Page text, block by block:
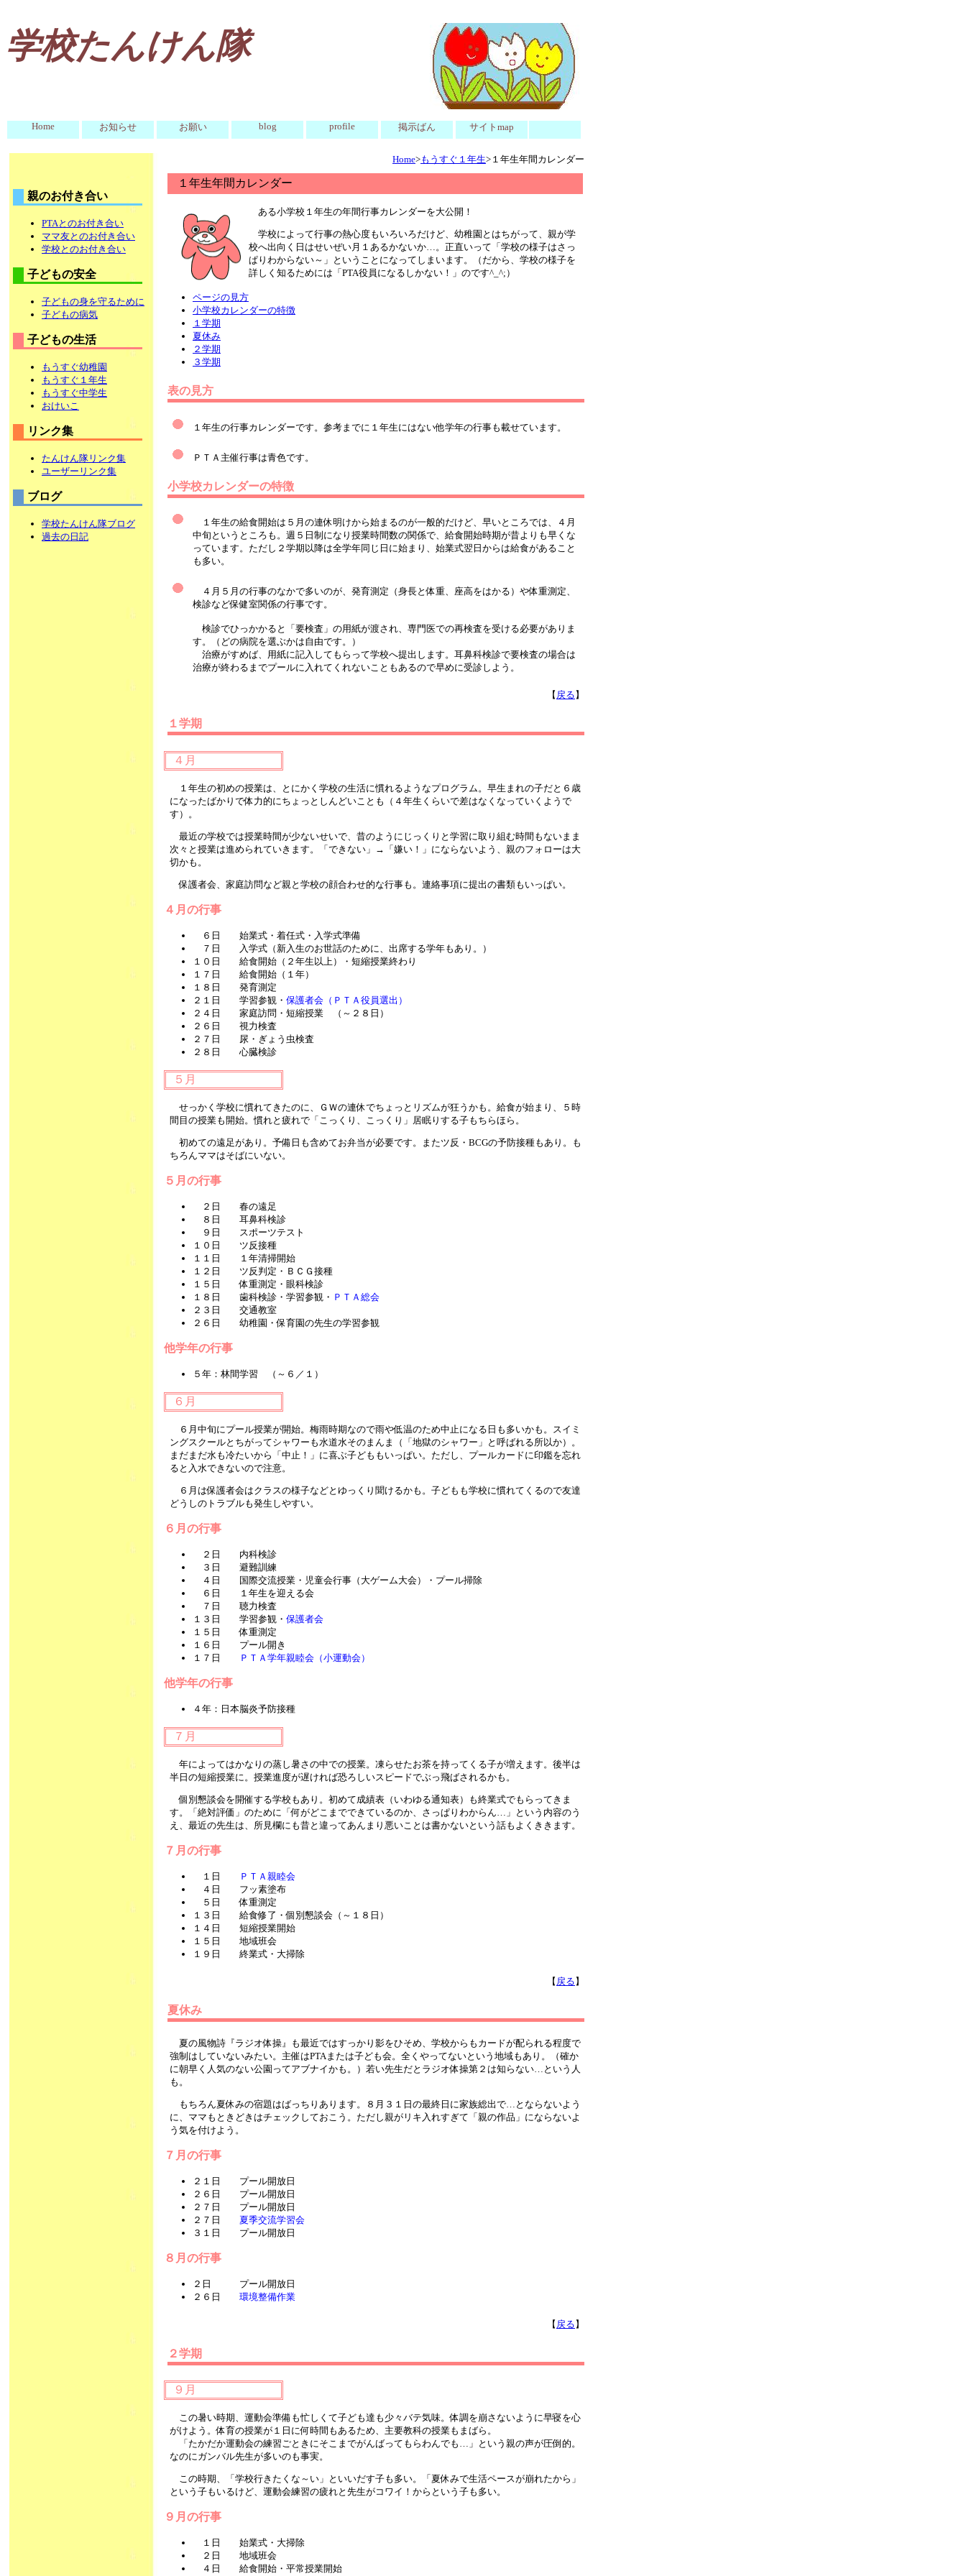
学校たんけん隊
Home お知らせ お願い blog profile 掲示ばん サイトmap
親のお付き合い
PTAとのお付き合い
ママ友とのお付き合い
学校とのお付き合い
子どもの安全
子どもの身を守るために
子どもの病気
子どもの生活
もうすぐ幼稚園
もうすぐ１年生
もうすぐ中学生
おけいこ
リンク集
たんけん隊リンク集
ユーザーリンク集
ブログ
学校たんけん隊ブログ
過去の日記
Home>もうすぐ１年生>１年生年間カレンダー
１年生年間カレンダー
ある小学校１年生の年間行事カレンダーを大公開！
学校によって行事の熱心度もいろいろだけど、幼稚園とはちがって、親が学
校へ出向く日はせいぜい月１あるかないか…。正直いって「学校の様子はさっ
ぱりわからない～」ということになってしまいます。（だから、学校の様子を
詳しく知るためには「PTA役員になるしかない！」のです^_^;）
ページの見方
小学校カレンダーの特徴
１学期
夏休み
２学期
３学期
表の見方
１年生の行事カレンダーです。参考までに１年生にはない他学年の行事も載せています。
ＰＴＡ主催行事は青色です。
小学校カレンダーの特徴
１年生の給食開始は５月の連休明けから始まるのが一般的だけど、早いところでは、４月
中旬というところも。週５日制になり授業時間数の関係で、給食開始時期が昔よりも早くな
っています。ただし２学期以降は全学年同じ日に始まり、始業式翌日からは給食があること
も多い。
４月５月の行事のなかで多いのが、発育測定（身長と体重、座高をはかる）や体重測定、
検診など保健室関係の行事です。
検診でひっかかると「要検査」の用紙が渡され、専門医での再検査を受ける必要がありま
す。（どの病院を選ぶかは自由です。）
治療がすめば、用紙に記入してもらって学校へ提出します。耳鼻科検診で要検査の場合は
治療が終わるまでプールに入れてくれないこともあるので早めに受診しよう。
【 戻る 】
１学期
４月
１年生の初めの授業は、とにかく学校の生活に慣れるようなプログラム。早生まれの子だと６歳
になったばかりで体力的にちょっとしんどいことも（４年生くらいで差はなくなっていくようで
す）。
最近の学校では授業時間が少ないせいで、昔のようにじっくりと学習に取り組む時間もないまま
次々と授業は進められていきます。「できない」→「嫌い！」にならないよう、親のフォローは大
切かも。
保護者会、家庭訪問など親と学校の顔合わせ的な行事も。連絡事項に提出の書類もいっぱい。
４月の行事
６日 始業式・着任式・入学式準備
７日 入学式（新入生のお世話のために、出席する学年もあり。）
１０日 給食開始（２年生以上）・短縮授業終わり
１７日 給食開始（１年）
１８日 発育測定
２１日 学習参観・ 保護者会（ＰＴＡ役員選出）
２４日 家庭訪問・短縮授業 （～２８日）
２６日 視力検査
２７日 尿・ぎょう虫検査
２８日 心臓検診
５月
せっかく学校に慣れてきたのに、ＧＷの連休でちょっとリズムが狂うかも。給食が始まり、５時
間目の授業も開始。慣れと疲れで「こっくり、こっくり」居眠りする子もちらほら。
初めての遠足があり。予備日も含めてお弁当が必要です。またツ反・BCGの予防接種もあり。も
ちろんママはそばにいない。
５月の行事
２日 春の遠足
８日 耳鼻科検診
９日 スポーツテスト
１０日 ツ反接種
１１日 １年清掃開始
１２日 ツ反判定・ＢＣＧ接種
１５日 体重測定・眼科検診
１８日 歯科検診・学習参観・ ＰＴＡ総会
２３日 交通教室
２６日 幼稚園・保育園の先生の学習参観
他学年の行事
５年：林間学習 （～６／１）
６月
６月中旬にプール授業が開始。梅雨時期なので雨や低温のため中止になる日も多いかも。スイミ
ングスクールとちがってシャワーも水道水そのまんま（「地獄のシャワー」と呼ばれる所以か）。
まだまだ水も冷たいから「中止！」に喜ぶ子どももいっぱい。ただし、プールカードに印鑑を忘れ
ると入水できないので注意。
６月は保護者会はクラスの様子などとゆっくり聞けるかも。子どもも学校に慣れてくるので友達
どうしのトラブルも発生しやすい。
６月の行事
２日 内科検診
３日 避難訓練
４日 国際交流授業・児童会行事（大ゲーム大会）・プール掃除
６日 １年生を迎える会
７日 聴力検査
１３日 学習参観・ 保護者会
１５日 体重測定
１６日 プール開き
１７日
ＰＴＡ学年親睦会（小運動会）
他学年の行事
４年：日本脳炎予防接種
７月
年によってはかなりの蒸し暑さの中での授業。凍らせたお茶を持ってくる子が増えます。後半は
半日の短縮授業に。授業進度が遅ければ恐ろしいスピードでぶっ飛ばされるかも。
個別懇談会を開催する学校もあり。初めて成績表（いわゆる通知表）も終業式でもらってきま
す。「絶対評価」のために「何がどこまでできているのか、さっぱりわからん…」という内容のう
え、最近の先生は、所見欄にも昔と違ってあんまり悪いことは書かないという話もよくききます。
７月の行事
１日
ＰＴＡ親睦会
４日 フッ素塗布
５日 体重測定
１３日 給食修了・個別懇談会（～１８日）
１４日 短縮授業開始
１５日 地域班会
１９日 終業式・大掃除
【 戻る 】
夏休み
夏の風物詩『ラジオ体操』も最近ではすっかり影をひそめ、学校からもカードが配られる程度で
強制はしていないみたい。主催はPTAまたは子ども会。全くやってないという地域もあり。（確か
に朝早く人気のない公園ってアブナイかも。）若い先生だとラジオ体操第２は知らない…という人
も。
もちろん夏休みの宿題はばっちりあります。８月３１日の最終日に家族総出で…とならないよう
に、ママもときどきはチェックしておこう。ただし親がリキ入れすぎて「親の作品」にならないよ
う気を付けよう。
７月の行事
２１日 プール開放日
２６日 プール開放日
２７日 プール開放日
２７日 夏季交流学習会
３１日 プール開放日
８月の行事
２日 プール開放日
２６日 環境整備作業
【 戻る 】
２学期
９月
この暑い時期、運動会準備も忙しくて子ども達も少々バテ気味。体調を崩さないように早寝を心
がけよう。体育の授業が１日に何時間もあるため、主要教科の授業もまばら。
「たかだか運動会の練習ごときにそこまでがんばってもらわんでも…」という親の声が圧倒的。
なのにガンバル先生が多いのも事実。
この時期、「学校行きたくな～い」といいだす子も多い。「夏休みで生活ペースが崩れたから」
という子もいるけど、運動会練習の疲れと先生がコワイ！からという子も多い。
９月の行事
１日 始業式・大掃除
２日 地域班会
４日 給食開始・平常授業開始